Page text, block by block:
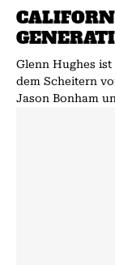
Glenn Hughes
dem Scheitern
Jason Bonham